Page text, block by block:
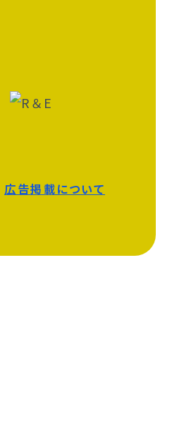
広告掲載について